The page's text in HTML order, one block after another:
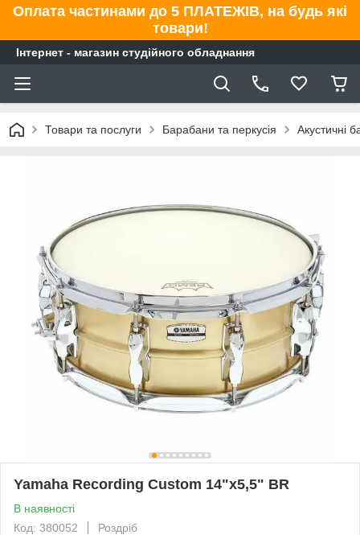
Оплата частинами до 5 ПЛАТЕЖІВ, на будь які
товари!
Інтернет - магазин студійного обладнання
Товари та послуги Барабани та перкусія Акустичні
Yamaha Recording Custom 14"x5,5" BR
В наявності
Код: 380052
Роздріб